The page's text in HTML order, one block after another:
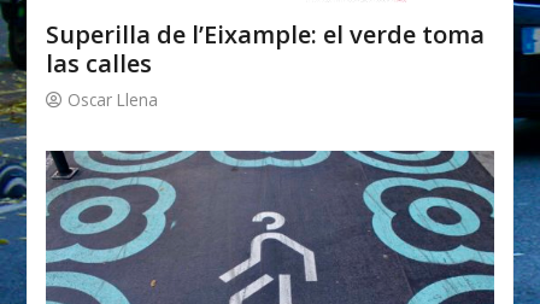
Superilla de l’Eixample: el verde toma
las calles
Oscar Llena